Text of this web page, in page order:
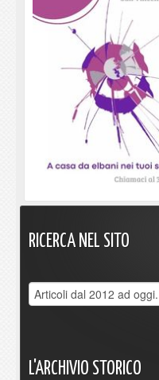
RICERCA NEL SITO
L'ARCHIVIO STORICO